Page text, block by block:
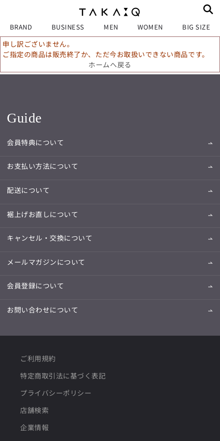
BRAND BUSINESS MEN WOMEN BIG SIZE
申し訳ございません。
ご指定の商品は販売終了か、ただ今お取扱いできない商品です。
ホームへ戻る
Guide
会員特典について
お支払い方法について
配送について
裾上げお直しについて
キャンセル・交換について
メールマガジンについて
会員登録について
お問い合わせについて
ご利用規約
特定商取引法に基づく表記
プライバシーポリシー
店舗検索
企業情報